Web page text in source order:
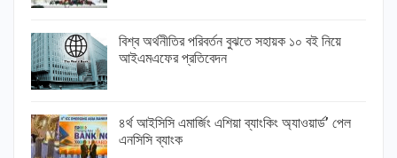
বিশ্ব অর্থনীতির পরিবর্তন বুঝতে সহায়ক ১০ বই নিয়ে
আইএমএফের প্রতিবেদন
৪র্থ আইসিসি এমার্জিং এশিয়া ব্যাংকিং অ্যাওয়ার্ড’ পেল
এনসিসি ব্যাংক